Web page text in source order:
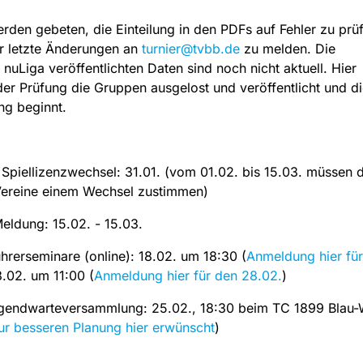
gebeten, die Einteilung in den PDFs auf Fehler zu
letzte Änderungen an turnier@tvbb.dezu melden. Die
veröffentlichten Daten sind noch nicht aktuell. Hier
Prüfung die Gruppen ausgelost und veröffentlicht und
beginnt.
Spiellizenzwechsel: 31.01. (vom 01.02. bis 15.03. müssen
einem Wechsel zustimmen)
15.02. - 15.03.
(online): 18.02. um 18:30 (Anmeldung hier
um 11:00 (Anmeldung hier für den 28.02.)
25.02., 18:30 beim TC 1899 Blau-
besseren Planung hier erwünscht)